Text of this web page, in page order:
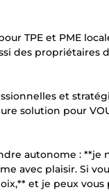
TPE et PME
des
et
solution pour
autonome : **je
avec plaisir. Si
et je peux